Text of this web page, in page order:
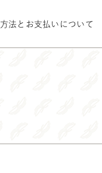
法とお支払いについて